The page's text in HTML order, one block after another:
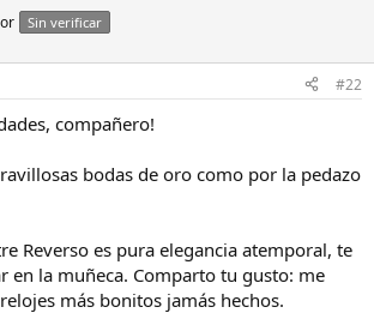
Sin verificar
#22
compañero!
bodas de oro como por la pedazo
Reverso es pura elegancia atemporal, te
en la muñeca. Comparto tu gusto: me
más bonitos jamás hechos.